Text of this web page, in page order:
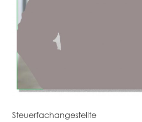
Steuerfachangestellte